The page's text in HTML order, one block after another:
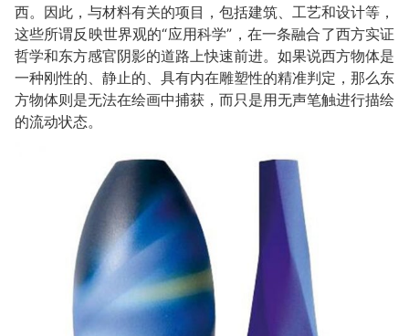
西。因此，与材料有关的项目，包括建筑、工艺和设计等，
这些所谓反映世界观的“应用科学”，在一条融合了西方实证
哲学和东方感官阴影的道路上快速前进。如果说西方物体是
一种刚性的、静止的、具有内在雕塑性的精准判定，那么东
方物体则是无法在绘画中捕获，而只是用无声笔触进行描绘
的流动状态。